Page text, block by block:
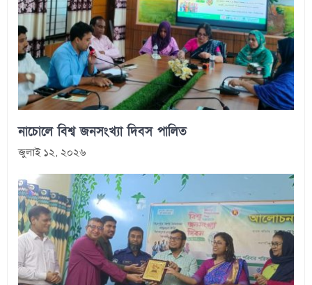
নাচোলে বিশ্ব জনসংখ্যা দিবস পালিত
জুলাই ১২, ২০২৬